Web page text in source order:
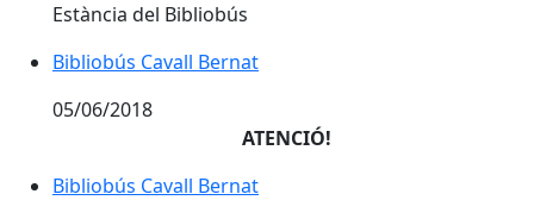
Estància del Bibliobús
Bibliobús Cavall Bernat
Bibliobús Cavall Bernat
05/06/2018
ATENCIÓ!
Bibliobús Cavall Bernat
Bibliobús Cavall Bernat